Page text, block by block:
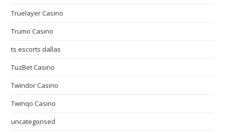
Truelayer Casino
Trumo Casino
ts escorts dallas
TuzBet Casino
Twindor Casino
Twinqo Casino
uncategorised